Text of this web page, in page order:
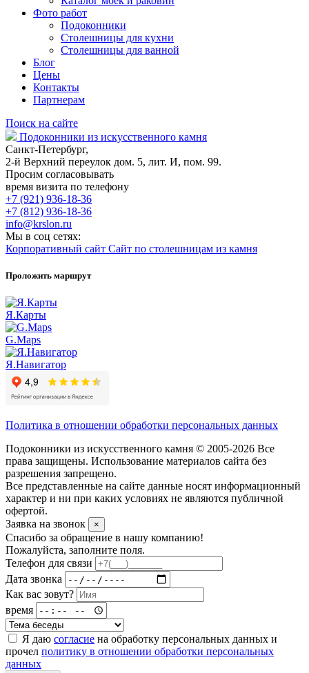
Фото работ
Подоконники
Столешницы для кухни
Столешницы для ванной
Блог
Цены
Контакты
Партнерам
Поиск на сайте
Подоконники из искусственного камня
Санкт-Петербург,
2-й Верхний переулок дом. 5, лит. И, пом. 99.
Просим согласовывать
время визита по телефону
+7 (921) 936-18-36
+7 (812) 936-18-36
info@krslon.ru
Мы в соц сетях:
Корпоративный сайт Сайт по столешницам из камня
Проложить маршрут
Я.Карты
G.Maps
Я.Навигатор
Политика в отношении обработки персональных данных
Подоконники из искусственного камня © 2005-2026 Все
права защищены. Использование материалов сайта без
разрешения запрещено.
Все представленные на сайте данные носят информационный
характер и ни при каких условиях не являются публичной
офертой.
Заявка на звонок
×
Спасибо за обращение в нашу компанию!
Пожалуйста, заполните поля.
Телефон для связи
Дата звонка
Как вас зовут?
время
Я даю согласие на обработку персональных данных и
прочел политику в отношении обработки персональных
данных